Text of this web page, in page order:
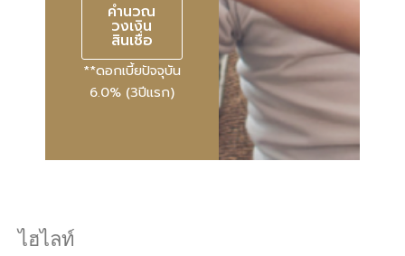
คำนวณ
วงเงิน
สินเชื่อ
**ดอกเบี้ยปัจจุบัน
6.0% (3ปีแรก)
ไฮไลท์